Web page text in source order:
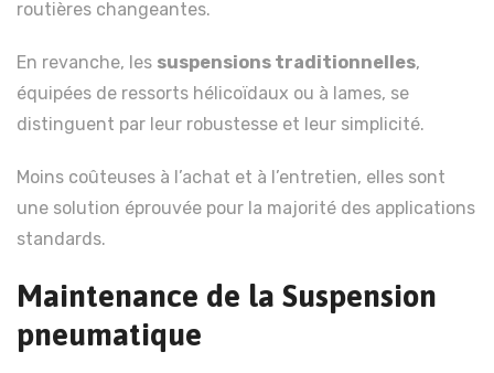
routières changeantes.
En revanche, les suspensions traditionnelles,
équipées de ressorts hélicoïdaux ou à lames, se
distinguent par leur robustesse et leur simplicité.
Moins coûteuses à l’achat et à l’entretien, elles sont
une solution éprouvée pour la majorité des applications
standards.
Maintenance de la Suspension
pneumatique